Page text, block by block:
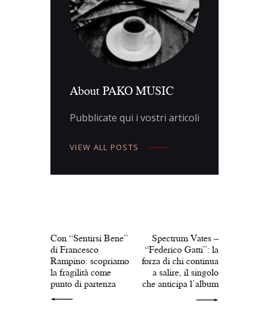
About PAKO MUSIC
Pubblicate qui i vostri articoli
VIEW ALL POSTS
Con “Sentirsi Bene”
di Francesco
Rampino: scopriamo
la fragilità come
punto di partenza
Spectrum Vates –
“Federico Gatti”: la
forza di chi continua
a salire, il singolo
che anticipa l’album